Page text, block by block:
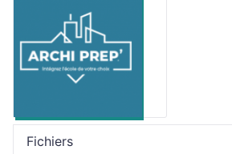
Fichiers